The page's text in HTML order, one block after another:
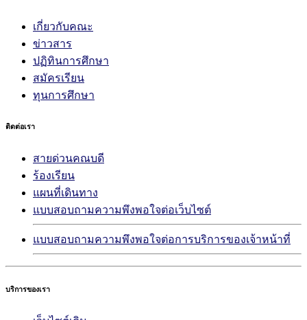
เกี่ยวกับคณะ
ข่าวสาร
ปฏิทินการศึกษา
สมัครเรียน
ทุนการศึกษา
ติดต่อเรา
สายด่วนคณบดี
ร้องเรียน
แผนที่เดินทาง
แบบสอบถามความพึงพอใจต่อเว็บไซต์
แบบสอบถามความพึงพอใจต่อการบริการของเจ้าหน้าที่
บริการของเรา